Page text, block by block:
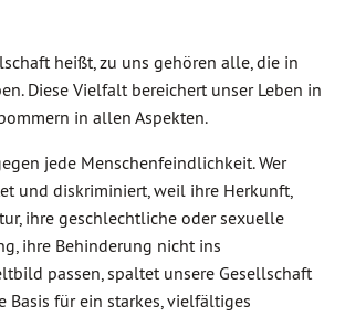
heißt, zu uns gehören alle, die in
Diese Vielfalt bereichert unser Leben in
in allen Aspekten.
jede Menschenfeindlichkeit. Wer
und diskriminiert, weil ihre Herkunft,
ihre geschlechtliche oder sexuelle
ihre Behinderung nicht ins
passen, spaltet unsere Gesellschaft
Basis für ein starkes, vielfältiges